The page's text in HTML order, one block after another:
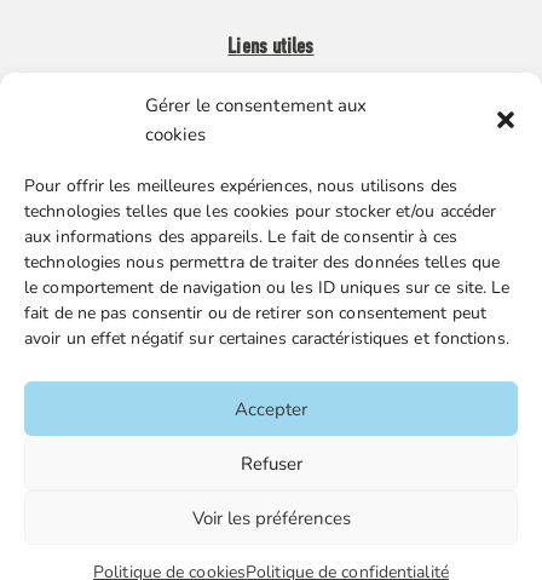
Gérer le consentement aux
cookies
Pour offrir les meilleures expériences, nous utilisons des
technologies telles que les cookies pour stocker et/ou accéder
aux informations des appareils. Le fait de consentir à ces
technologies nous permettra de traiter des données telles que
le comportement de navigation ou les ID uniques sur ce site. Le
fait de ne pas consentir ou de retirer son consentement peut
avoir un effet négatif sur certaines caractéristiques et fonctions.
Accepter
Refuser
Voir les préférences
Politique de cookiesPolitique de confidentialité
Liens utiles
Boutique en ligne
Nos partenaires
Gestion des cookies
FGTA-FO / 15 avenue Victor Hugo – 92170 Vanves / 01 86
Accueil
Contacts
Mentions légales
Plan du site